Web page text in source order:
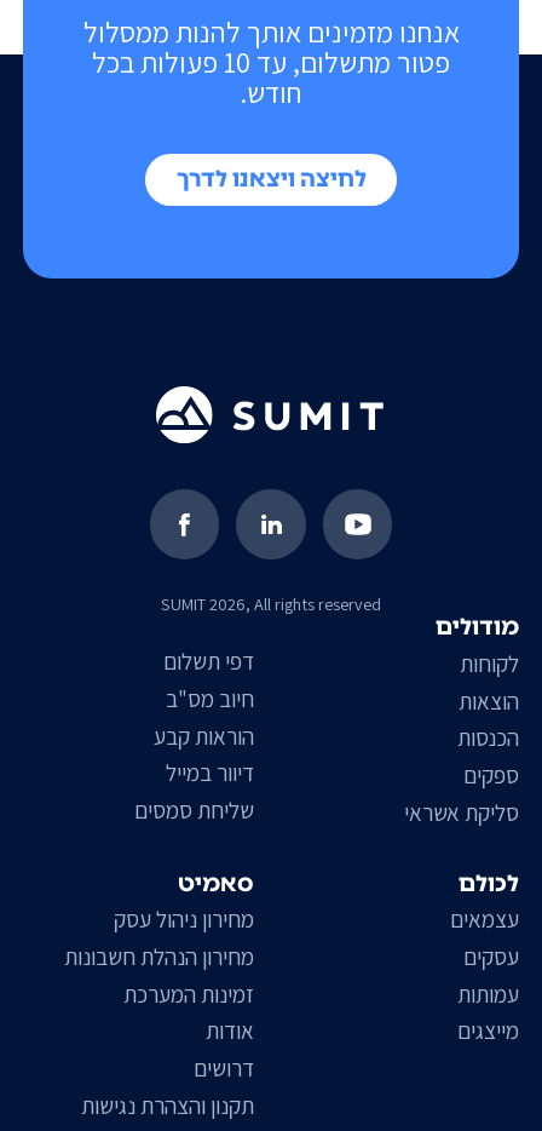
אנחנו מזמינים אותך להנות ממסלול
פטור מתשלום, עד 10 פעולות בכל
חודש.
לחיצה ויצאנו לדרך
SUMIT 2026, All rights reserved
סאמיט
מחירון ניהול עסק
מחירון הנהלת חשבונות
זמינות המערכת
אודות
דרושים
תקנון והצהרת נגישות
דפי תשלום
חיוב מס"ב
הוראות קבע
דיוור במייל
שליחת סמסים
מודולים
לקוחות
הוצאות
הכנסות
ספקים
סליקת אשראי
לכולם
עצמאים
עסקים
עמותות
מייצגים